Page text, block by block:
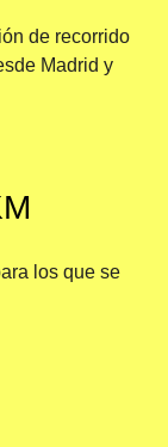
de recorrido
Madrid y
los que se